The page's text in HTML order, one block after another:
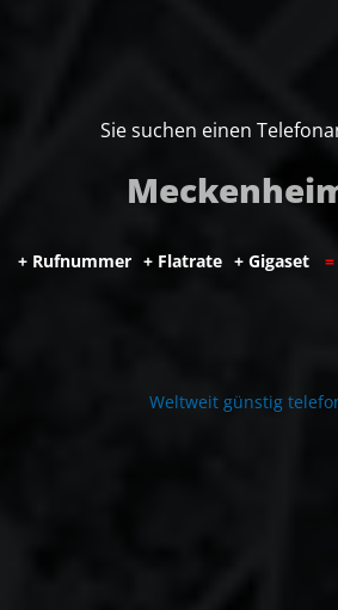
Sie suchen einen
+ Rufnummer + Flatrate + Gigaset =
Weltweit günstig telefo